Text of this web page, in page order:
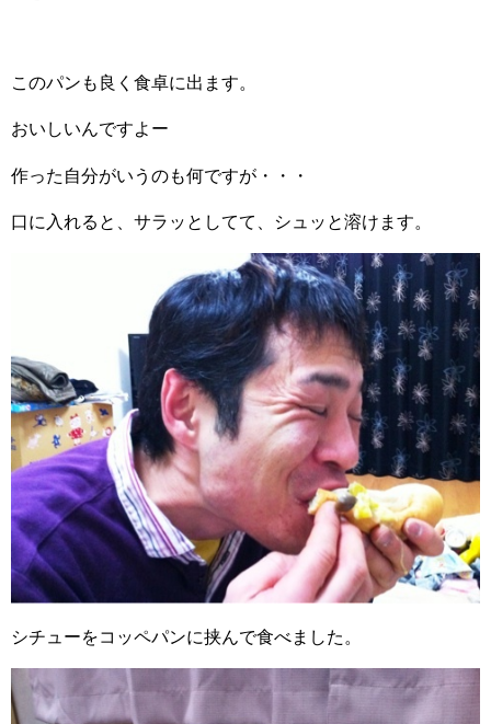
このパンも良く食卓に出ます。
おいしいんですよー
作った自分がいうのも何ですが・・・
口に入れると、サラッとしてて、シュッと溶けます。
シチューをコッペパンに挟んで食べました。